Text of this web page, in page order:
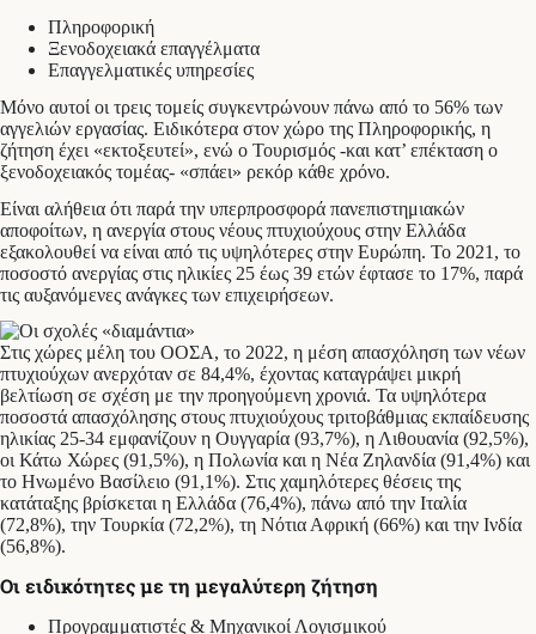
Πληροφορική
Ξενοδοχειακά επαγγέλματα
Επαγγελματικές υπηρεσίες
Μόνο αυτοί οι τρεις τομείς συγκεντρώνουν πάνω από το 56% των
αγγελιών εργασίας. Ειδικότερα στον χώρο της Πληροφορικής, η
ζήτηση έχει «εκτοξευτεί», ενώ ο Τουρισμός -και κατ’ επέκταση ο
ξενοδοχειακός τομέας- «σπάει» ρεκόρ κάθε χρόνο.
Είναι αλήθεια ότι παρά την υπερπροσφορά πανεπιστημιακών
αποφοίτων, η ανεργία στους νέους πτυχιούχους στην Ελλάδα
εξακολουθεί να είναι από τις υψηλότερες στην Ευρώπη. Το 2021, το
ποσοστό ανεργίας στις ηλικίες 25 έως 39 ετών έφτασε το 17%, παρά
τις αυξανόμενες ανάγκες των επιχειρήσεων.
Στις χώρες μέλη του ΟΟΣΑ, το 2022, η μέση απασχόληση των νέων
πτυχιούχων ανερχόταν σε 84,4%, έχοντας καταγράψει μικρή
βελτίωση σε σχέση με την προηγούμενη χρονιά. Τα υψηλότερα
ποσοστά απασχόλησης στους πτυχιούχους τριτοβάθμιας εκπαίδευσης
ηλικίας 25-34 εμφανίζουν η Ουγγαρία (93,7%), η Λιθουανία (92,5%),
οι Κάτω Χώρες (91,5%), η Πολωνία και η Νέα Ζηλανδία (91,4%) και
το Ηνωμένο Βασίλειο (91,1%). Στις χαμηλότερες θέσεις της
κατάταξης βρίσκεται η Ελλάδα (76,4%), πάνω από την Ιταλία
(72,8%), την Τουρκία (72,2%), τη Νότια Αφρική (66%) και την Ινδία
(56,8%).
Οι ειδικότητες με τη μεγαλύτερη ζήτηση
Προγραμματιστές & Μηχανικοί Λογισμικού